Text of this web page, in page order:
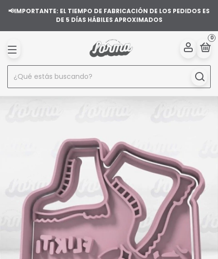
📢IMPORTANTE: EL TIEMPO DE FABRICACIÓN DE LOS PEDIDOS ES
DE 5 DÍAS HÁBILES APROXIMADOS
0